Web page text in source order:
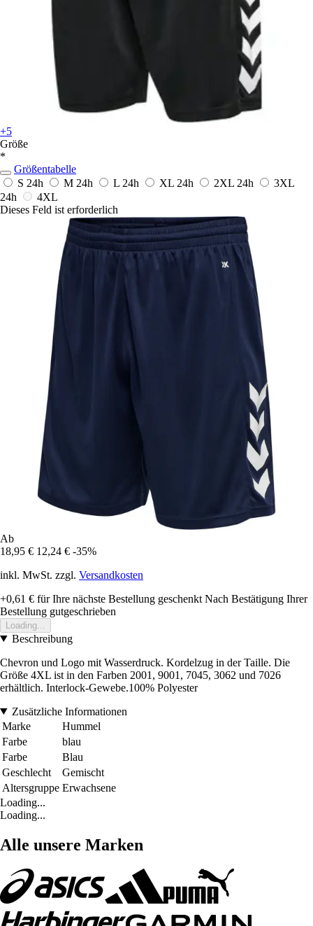
+5
Größe
*
Größentabelle
S 24h M 24h L 24h XL 24h 2XL 24h
3XL
24h
4XL
Dieses Feld ist erforderlich
Ab
18,95 € 12,24 € -35%
inkl. MwSt. zzgl. Versandkosten
+0,61 € für Ihre nächste Bestellung geschenkt Nach Bestätigung Ihrer
Bestellung gutgeschrieben
Loading...
Beschreibung
Chevron und Logo mit Wasserdruck. Kordelzug in der Taille. Die
Größe 4XL ist in den Farben 2001, 9001, 7045, 3062 und 7026
erhältlich. Interlock-Gewebe.100% Polyester
Zusätzliche Informationen
Marke
Hummel
Farbe
blau
Farbe
Blau
Geschlecht
Gemischt
Altersgruppe Erwachsene
Loading...
Loading...
Alle unsere Marken